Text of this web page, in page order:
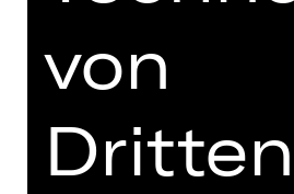
Termine und
von